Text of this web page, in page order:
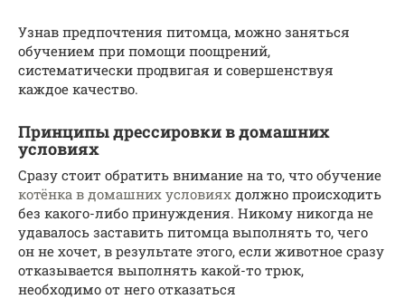
Узнав предпочтения питомца, можно заняться
обучением при помощи поощрений,
систематически продвигая и совершенствуя
каждое качество.
Принципы дрессировки в домашних
условиях
Сразу стоит обратить внимание на то, что обучение
котёнка в домашних условиях должно происходить
без какого-либо принуждения. Никому никогда не
удавалось заставить питомца выполнять то, чего
он не хочет, в результате этого, если животное сразу
отказывается выполнять какой-то трюк,
необходимо от него отказаться